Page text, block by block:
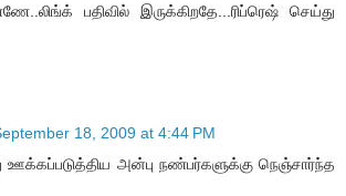
பதிவில் இருக்கிறதே...ரிப்ரெஷ் செய்து
18, 2009 at 4:44 PM
ஊக்கப்படுத்திய அன்பு நண்பர்களுக்கு நெஞ்சார்ந்த